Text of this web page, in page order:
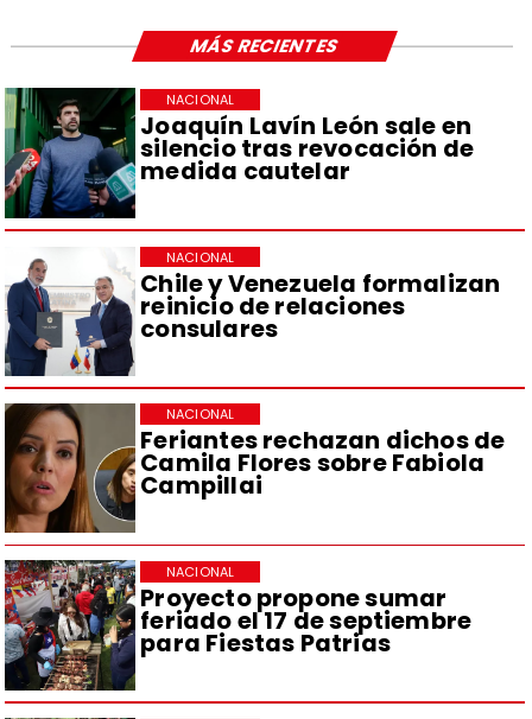
Joaquín Lavín León sale en
silencio tras revocación de
medida cautelar
NACIONAL
Chile y Venezuela formalizan
reinicio de relaciones
consulares
NACIONAL
Feriantes rechazan dichos de
Camila Flores sobre Fabiola
Campillai
NACIONAL
Proyecto propone sumar
feriado el 17 de septiembre
para Fiestas Patrias
NACIONAL
MÁS RECIENTES